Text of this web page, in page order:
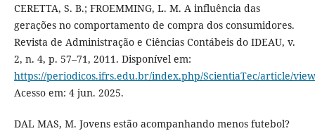
CERETTA, S. B.; FROEMMING, L. M. A influência das
gerações no comportamento de compra dos consumidores.
Revista de Administração e Ciências Contábeis do IDEAU, v.
2, n. 4, p. 57–71, 2011. Disponível em:
https://periodicos.ifrs.edu.br/index.php/ScientiaTec/article/
Acesso em: 4 jun. 2025.
DAL MAS, M. Jovens estão acompanhando menos futebol?